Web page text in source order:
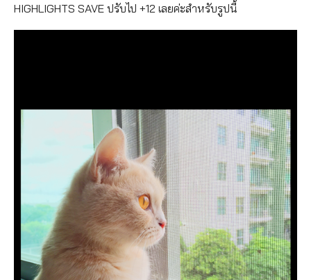
HIGHLIGHTS SAVE ปรับไป +12 เลยค่ะสำหรับรูปนี้